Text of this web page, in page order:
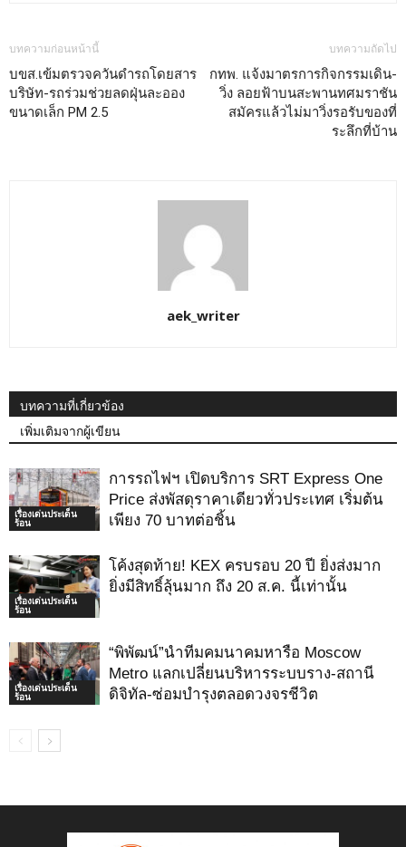
บทความก่อนหน้านี้
บขส.เข้มตรวจควันดำรถโดยสาร
บริษัท-รถร่วมช่วยลดฝุ่นละออง
ขนาดเล็ก PM 2.5
บทความถัดไป
กทพ. แจ้งมาตรการกิจกรรมเดิน-
วิ่ง ลอยฟ้าบนสะพานทศมราชัน
สมัครแล้วไม่มาวิ่งรอรับของที่
ระลึกที่บ้าน
aek_writer
บทความที่เกี่ยวข้อง
เพิ่มเติมจากผู้เขียน
เรื่องเด่นประเด็น
ร้อน
การรถไฟฯ เปิดบริการ SRT Express One
Price ส่งพัสดุราคาเดียวทั่วประเทศ เริ่มต้น
เพียง 70 บาทต่อชิ้น
เรื่องเด่นประเด็น
ร้อน
โค้งสุดท้าย! KEX ครบรอบ 20 ปี ยิ่งส่งมาก
ยิ่งมีสิทธิ์ลุ้นมาก ถึง 20 ส.ค. นี้เท่านั้น
เรื่องเด่นประเด็น
ร้อน
“พิพัฒน์”นำทีมคมนาคมหารือ Moscow
Metro แลกเปลี่ยนบริหารระบบราง-สถานี
ดิจิทัล-ซ่อมบำรุงตลอดวงจรชีวิต